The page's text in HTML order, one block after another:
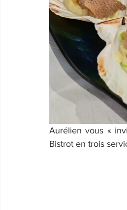
Aurélien vous «
Bistrot en trois